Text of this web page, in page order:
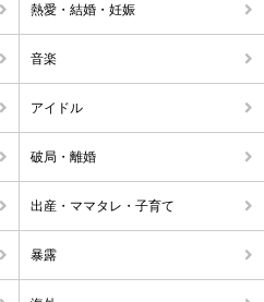
熱愛・結婚・妊娠
音楽
アイドル
破局・離婚
出産・ママタレ・子育て
暴露